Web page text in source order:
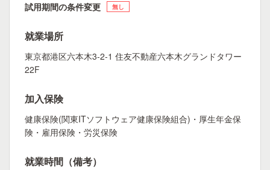
試用期間の条件変更
無し
就業場所
東京都港区六本木3-2-1 住友不動産六本木グランドタワー
22F
加入保険
健康保険(関東ITソフトウェア健康保険組合)・厚生年金保
険・雇用保険・労災保険
就業時間（備考）